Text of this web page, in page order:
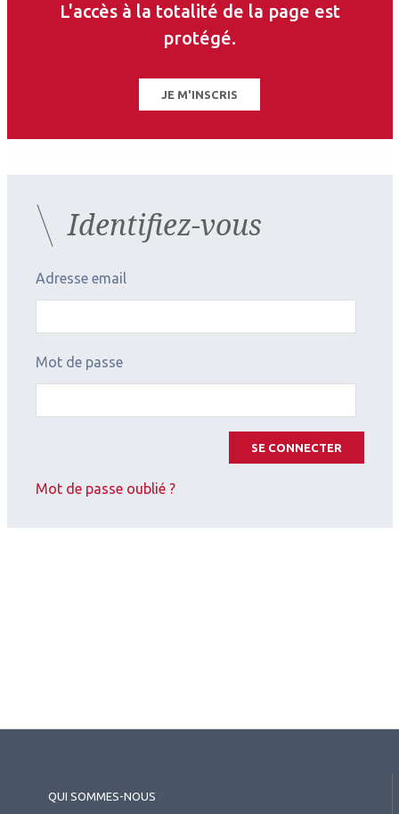
pluripotentes puis en cellules de l’épithélium
pigmentaire rétinien (EPR). Celles-ci présentent
L'accès à la totalité de la page est
protégé.
JE M'INSCRIS
Identifiez-vous
Adresse email
Mot de passe
SE CONNECTER
Mot de passe oublié ?
QUI SOMMES-NOUS